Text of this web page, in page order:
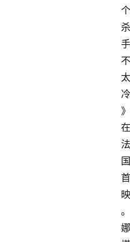
个
杀
手
不
太
冷
》
在
法
国
首
映
。
娜